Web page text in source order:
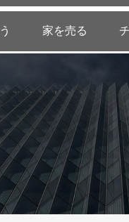
家を売る